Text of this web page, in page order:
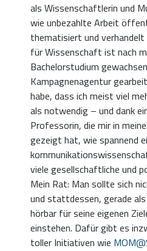
als Wissenschaftlerin und
wie unbezahlte Arbeit
thematisiert und verhandelt
für Wissenschaft ist nach
Bachelorstudium
Kampagnenagentur
habe, dass ich meist viel
als notwendig – und dank
Professorin, die mir in
gezeigt hat, wie spannend
viele gesellschaftliche und
Mein Rat: Man sollte sich
und stattdessen, gerade
hörbar für seine eigenen
einstehen. Dafür gibt es
toller Initiativen wie